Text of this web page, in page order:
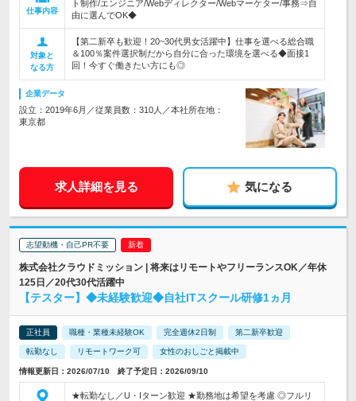
仕事内容
ト制作/エンジニア/Webディレクター/Webマーケター/事務⇒自
由に選んでOK◆
対象と
なる方
【第二新卒も歓迎！20~30代男女活躍中】仕事を選べる総合職
＆100％案件選択制だから自分に合った環境を選べる◆面接1
回！今すぐ働きたい方にも◎
企業データ
設立：2019年6月／従業員数：310人／本社所在地：
東京都
求人詳細を見る 気になる
志望動機・自己PR不要
株式会社クラウドミッション | 将来はリモートやフリーランスOK／年休
125日／20代30代活躍中
【テスター】◆未経験歓迎◆自社ITスクール研修1ヵ月
正社員 職種・業種未経験OK 完全週休2日制 第二新卒歓迎
転勤なし リモートワーク可 女性のおしごと掲載中
情報更新日：2026/07/10 終了予定日：2026/09/10
★転勤なし／U・Iターン歓迎 ★勤務地は希望を考慮 ◎フルリ